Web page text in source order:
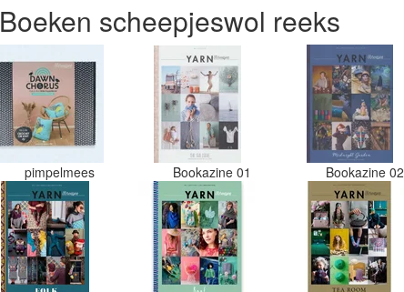
Boeken scheepjeswol reeks
pimpelmees Bookazine 01 Bookazine 02